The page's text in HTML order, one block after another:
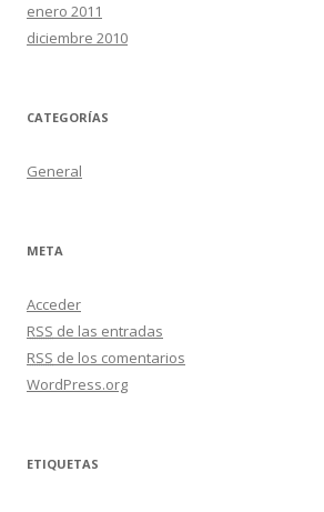
enero 2011
diciembre 2010
CATEGORÍAS
General
META
Acceder
RSS de las entradas
RSS de los comentarios
WordPress.org
ETIQUETAS